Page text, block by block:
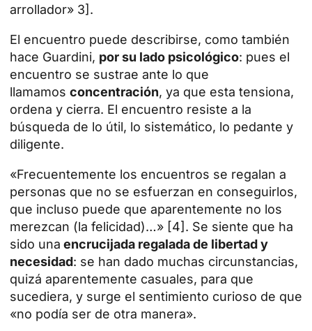
arrollador» 3].
El encuentro puede describirse, como también
hace Guardini, por su lado psicológico: pues el
encuentro se sustrae ante lo que
llamamos concentración, ya que esta tensiona,
ordena y cierra. El encuentro resiste a la
búsqueda de lo útil, lo sistemático, lo pedante y
diligente.
«Frecuentemente los encuentros se regalan a
personas que no se esfuerzan en conseguirlos,
que incluso puede que aparentemente no los
merezcan (la felicidad)…» [4]. Se siente que ha
sido una encrucijada regalada de libertad y
necesidad: se han dado muchas circunstancias,
quizá aparentemente casuales, para que
sucediera, y surge el sentimiento curioso de que
«no podía ser de otra manera».